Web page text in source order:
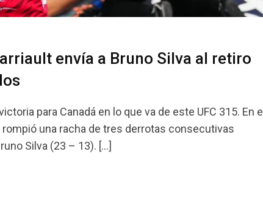
envía a Bruno Silva al retiro
para Canadá en lo que va de este UFC 315. En el
una racha de tres derrotas consecutivas
Silva (23 – 13). […]